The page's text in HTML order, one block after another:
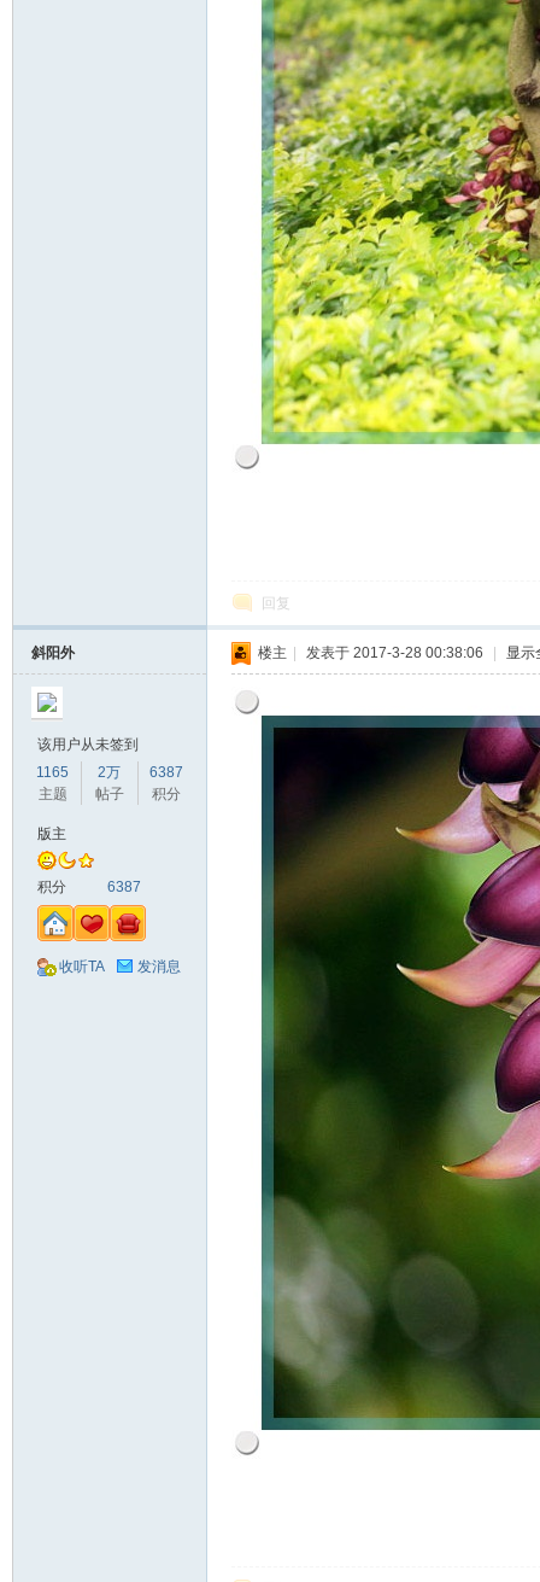
回复
斜阳外
该用户从未签到
1165
主题
2万
帖子
6387
积分
版主
积分 6387
收听TA 发消息
楼主 发表于 2017-3-28 00:38:06 显示